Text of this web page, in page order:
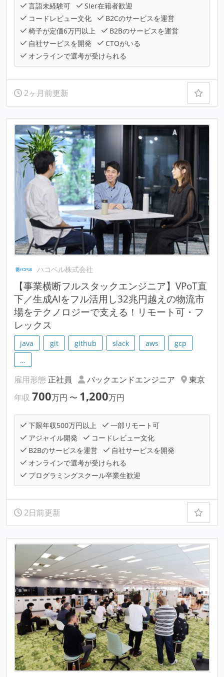
言語未経験可
SIer在籍者歓迎
コードレビュー文化
B2Cのサービスを運営
椅子が定価6万円以上
B2Bのサービスを運営
自社サービスを開発
CTOがいる
オンラインで選考が受けられる
2ヶ月前更新
ハコベル株式会社
【事業横断フルスタックエンジニア】VPoT直
下／生成AIをフル活用し32兆円越えの物流市
場をテクノロジーで支える！リモート可・フ
レックス
java git github slack aws
gcp
…
雇用形態 正社員 バックエンドエンジニア
東京
年収 700万円 〜 1,200万円
下限年収500万円以上
一部リモート可
アジャイル開発
コードレビュー文化
B2Bのサービスを運営
自社サービスを開発
オンラインで選考が受けられる
プログラミングスクール卒業生歓迎
2日前更新